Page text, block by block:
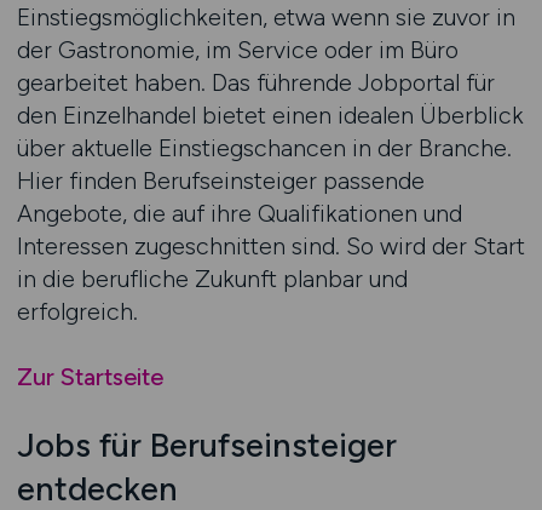
Einstiegsmöglichkeiten, etwa wenn sie zuvor in
der Gastronomie, im Service oder im Büro
gearbeitet haben. Das führende Jobportal für
den Einzelhandel bietet einen idealen Überblick
über aktuelle Einstiegschancen in der Branche.
Hier finden Berufseinsteiger passende
Angebote, die auf ihre Qualifikationen und
Interessen zugeschnitten sind. So wird der Start
in die berufliche Zukunft planbar und
erfolgreich.
Zur Startseite
Jobs für Berufseinsteiger
entdecken